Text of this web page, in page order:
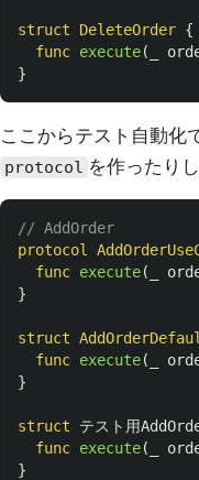
struct DeleteOrder {
func execute(
}
ここからテスト自動化
protocol を作ったり
// AddOrder
protocol
func execute(
}
struct
func execute(
}
struct テスト用
func execute(
}